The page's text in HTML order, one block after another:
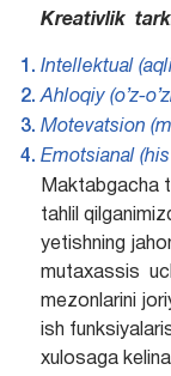
Kreativlik
Intellektual
Ahloqiy (o’z-
Motevatsion
Emotsianal
Maktabgacha
tahlil
yetishning
mutaxassis
mezonlarini
ish
xulosaga